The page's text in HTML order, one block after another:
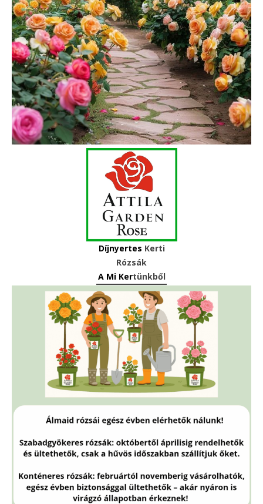
Díjnyertes Kerti
Rózsák
A Mi Kertünkből